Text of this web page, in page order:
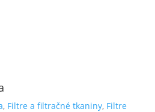
, Filtre a filtračné tkaniny, Filtre